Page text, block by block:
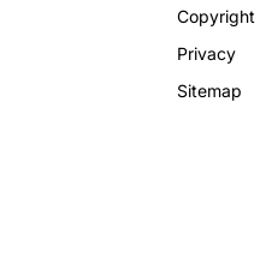
Copyright
Privacy
Sitemap